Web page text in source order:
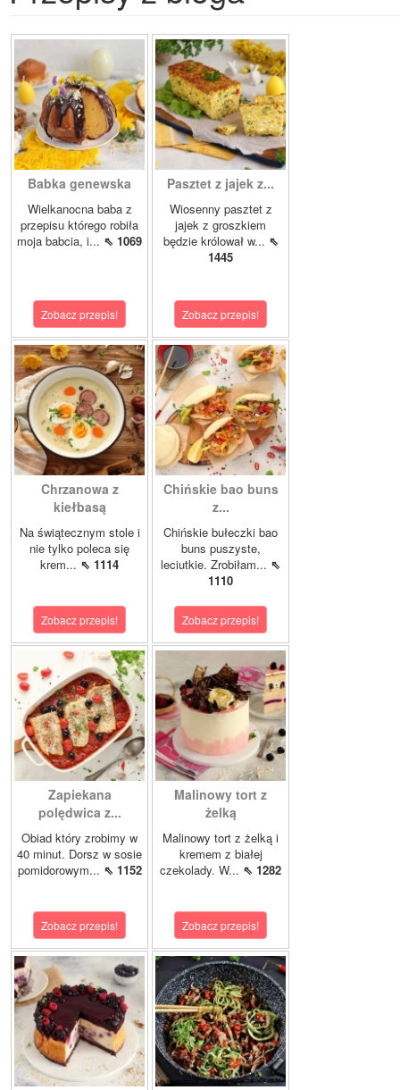
Babka genewska
Wielkanocna baba z
przepisu którego robiła
moja babcia, i... ⇖ 1069
Zobacz przepis!
Pasztet z jajek z...
Wiosenny pasztet z
jajek z groszkiem
będzie królował w... ⇖
1445
Zobacz przepis!
Chrzanowa z
kiełbasą
Na świątecznym stole i
nie tylko poleca się
krem... ⇖ 1114
Zobacz przepis!
Chińskie bao buns
z...
Chińskie bułeczki bao
buns puszyste,
leciutkie. Zrobiłam... ⇖
1110
Zobacz przepis!
Zapiekana
polędwica z...
Obiad który zrobimy w
40 minut. Dorsz w sosie
pomidorowym... ⇖ 1152
Zobacz przepis!
Malinowy tort z
żelką
Malinowy tort z żelką i
kremem z białej
czekolady. W... ⇖ 1282
Zobacz przepis!